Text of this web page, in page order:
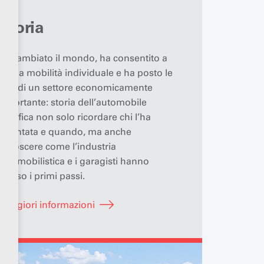
cambiato il mondo, ha consentito a
la mobilità individuale e ha posto le
di un settore economicamente
storia dell’automobile
non solo ricordare chi l’ha
e quando, ma anche
come l’industria
e i garagisti hanno
i primi passi.
informazioni